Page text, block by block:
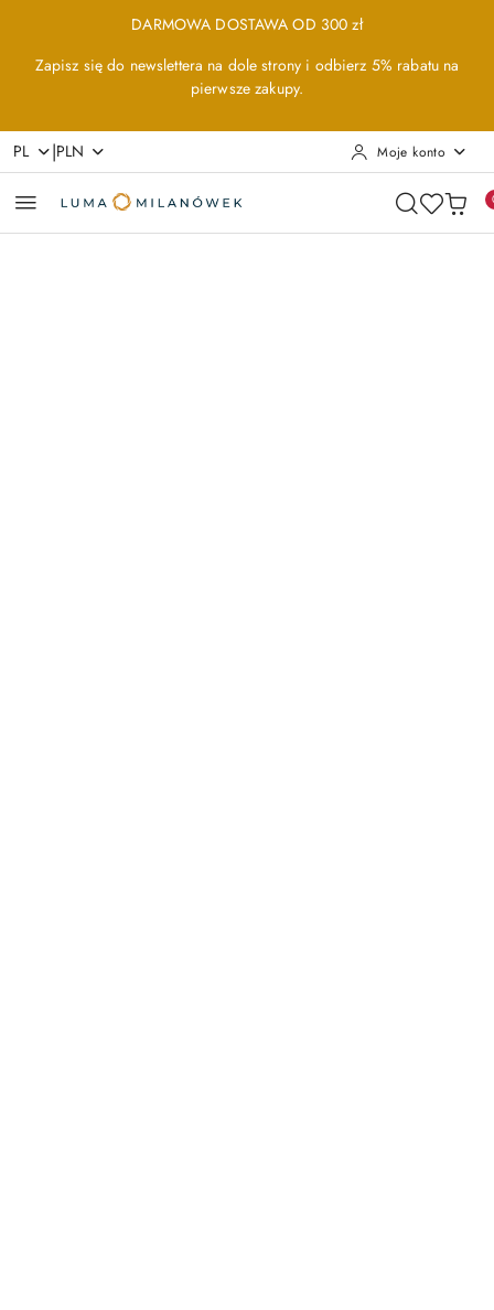
Przejdź do treści głównej
Przejdź do wyszukiwarki
Przejdź do moje konto
Przejdź do menu głównego
Przejdź do opisu produktu
Przejdź do stopkiDARMOWA DOSTAWA OD 300 zł
Zapisz się do newslettera na dole strony i odbierz 5% rabatu na
pierwsze zakupy.
PL |PLN Moje konto